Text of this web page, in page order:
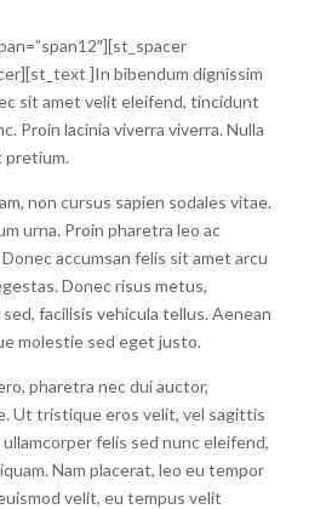
]In bibendum dignissim
sit amet velit eleifend, tincidunt
Proin lacinia viverra viverra. Nulla
pretium.
non cursus sapien sodales vitae.
urna. Proin pharetra leo ac
accumsan felis sit amet arcu
Donec risus metus,
facilisis vehicula tellus. Aenean
molestie sed eget justo.
pharetra nec dui auctor,
Ut tristique eros velit, vel sagittis
felis sed nunc eleifend,
Nam placerat, leo eu tempor
velit, eu tempus velit